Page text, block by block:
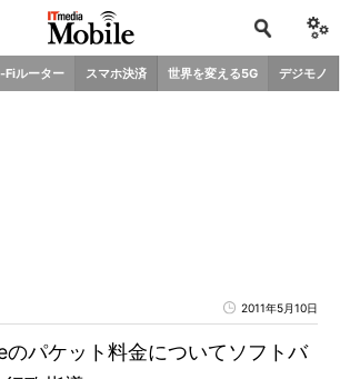
Fiルーター スマホ決済 世界を変える5G デジモノ
2011年5月10日
パケット料金についてソフトバ